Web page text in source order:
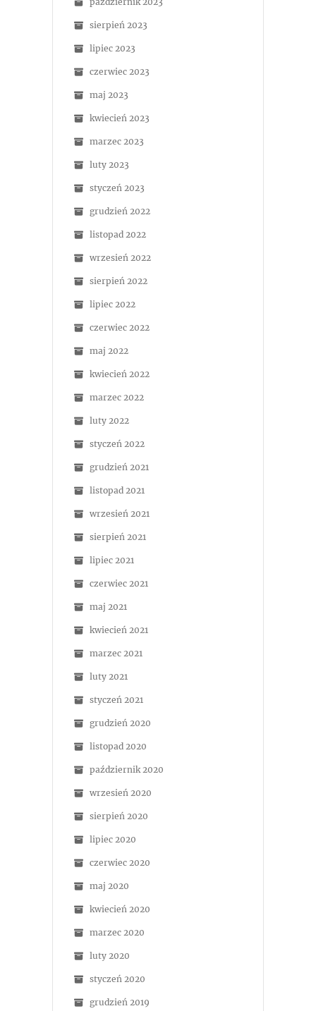
sierpień 2023
lipiec 2023
czerwiec 2023
maj 2023
kwiecień 2023
marzec 2023
luty 2023
styczeń 2023
grudzień 2022
listopad 2022
wrzesień 2022
sierpień 2022
lipiec 2022
czerwiec 2022
maj 2022
kwiecień 2022
marzec 2022
luty 2022
styczeń 2022
grudzień 2021
listopad 2021
wrzesień 2021
sierpień 2021
lipiec 2021
czerwiec 2021
maj 2021
kwiecień 2021
marzec 2021
luty 2021
styczeń 2021
grudzień 2020
listopad 2020
październik 2020
wrzesień 2020
sierpień 2020
lipiec 2020
czerwiec 2020
maj 2020
kwiecień 2020
marzec 2020
luty 2020
styczeń 2020
grudzień 2019